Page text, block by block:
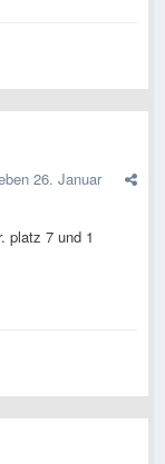
26. Januar
platz 7 und 1